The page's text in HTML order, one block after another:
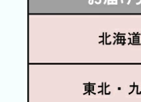
ンでは全てのド
古金物の埋め木
処理にこだわり